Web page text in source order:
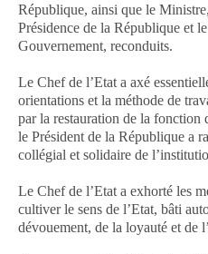
République, ainsi que le
Présidence de la République et
Gouvernement, reconduits.
Le Chef de l’Etat a axé
orientations et la méthode de
par la restauration de la fonction
le Président de la République a
collégial et solidaire de
Le Chef de l’Etat a exhorté les
cultiver le sens de l’Etat, bâti
dévouement, de la loyauté et de